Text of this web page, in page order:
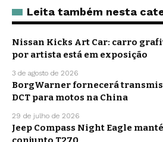
Leita também nesta
Nissan Kicks Art Car: carro
por artista está em exposição
3 de agosto de 2026
BorgWarner fornecerá
DCT para motos na China
29 de julho de 2026
Jeep Compass Night Eagle